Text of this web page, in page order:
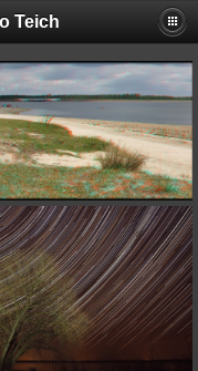
Teich